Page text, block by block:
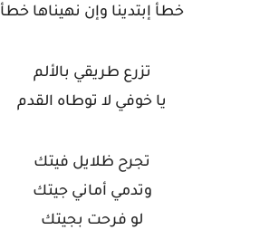
خطأ إبتدينا وإن نهيناها خطأ
تزرع طريقي بالألم
يا خوفي لا توطاه القدم
تجرح ظلايل فيتك
وتدمي أماني جيتك
لو فرحت بجيتك